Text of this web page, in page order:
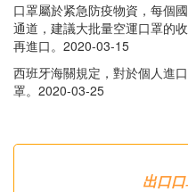
口罩屬於紧急防疫物資，每個
通道，建議大批量空運口罩的
再進口。2020-03-15
西班牙海關規定，對於個人進
罩。2020-03-25
出口